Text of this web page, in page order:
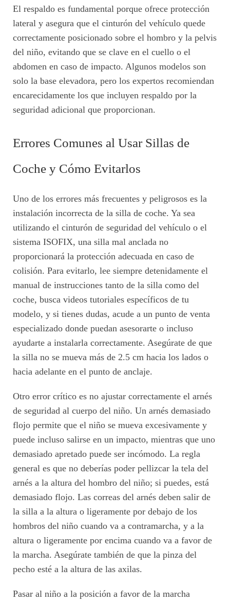
El respaldo es fundamental porque ofrece protección
lateral y asegura que el cinturón del vehículo quede
correctamente posicionado sobre el hombro y la pelvis
del niño, evitando que se clave en el cuello o el
abdomen en caso de impacto. Algunos modelos son
solo la base elevadora, pero los expertos recomiendan
encarecidamente los que incluyen respaldo por la
seguridad adicional que proporcionan.
Errores Comunes al Usar Sillas de
Coche y Cómo Evitarlos
Uno de los errores más frecuentes y peligrosos es la
instalación incorrecta de la silla de coche. Ya sea
utilizando el cinturón de seguridad del vehículo o el
sistema ISOFIX, una silla mal anclada no
proporcionará la protección adecuada en caso de
colisión. Para evitarlo, lee siempre detenidamente el
manual de instrucciones tanto de la silla como del
coche, busca videos tutoriales específicos de tu
modelo, y si tienes dudas, acude a un punto de venta
especializado donde puedan asesorarte o incluso
ayudarte a instalarla correctamente. Asegúrate de que
la silla no se mueva más de 2.5 cm hacia los lados o
hacia adelante en el punto de anclaje.
Otro error crítico es no ajustar correctamente el arnés
de seguridad al cuerpo del niño. Un arnés demasiado
flojo permite que el niño se mueva excesivamente y
puede incluso salirse en un impacto, mientras que uno
demasiado apretado puede ser incómodo. La regla
general es que no deberías poder pellizcar la tela del
arnés a la altura del hombro del niño; si puedes, está
demasiado flojo. Las correas del arnés deben salir de
la silla a la altura o ligeramente por debajo de los
hombros del niño cuando va a contramarcha, y a la
altura o ligeramente por encima cuando va a favor de
la marcha. Asegúrate también de que la pinza del
pecho esté a la altura de las axilas.
Pasar al niño a la posición a favor de la marcha